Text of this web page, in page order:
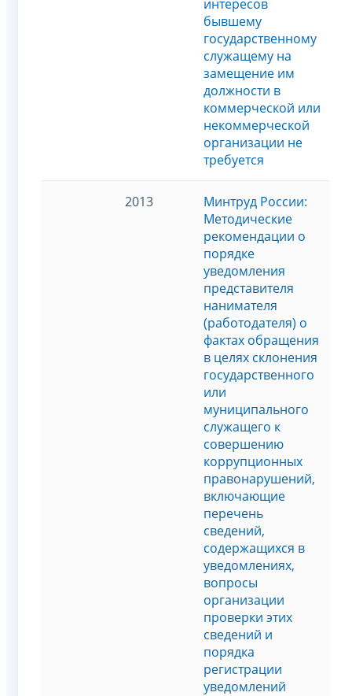
интересов
бывшему
государственному
служащему на
замещение им
должности в
коммерческой или
некоммерческой
организации не
требуется
2013
Минтруд России:
Методические
рекомендации о
порядке
уведомления
представителя
нанимателя
(работодателя) о
фактах обращения
в целях склонения
государственного
или
муниципального
служащего к
совершению
коррупционных
правонарушений,
включающие
перечень
сведений,
содержащихся в
уведомлениях,
вопросы
организации
проверки этих
сведений и
порядка
регистрации
уведомлений